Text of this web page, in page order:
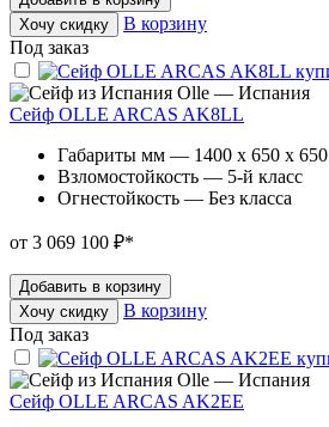
Хочу скидку
В корзину
Под заказ
Olle — Испания
Сейф OLLE ARCAS AK8LL
Габариты мм — 1400 x 650 x 650
Взломостойкость — 5-й класс
Огнестойкость — Без класса
от 3 069 100 ₽*
Добавить в корзину
Хочу скидку
В корзину
Под заказ
Olle — Испания
Сейф OLLE ARCAS AK2EE